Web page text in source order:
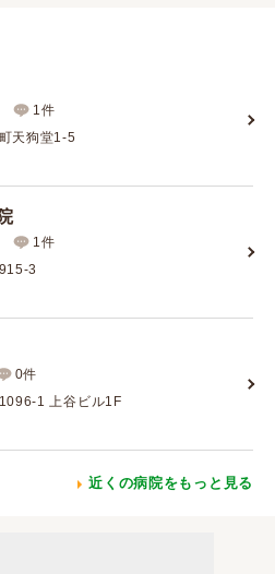
1件
天狗堂1-5
1件
3
0件
1 上谷ビル1F
近くの病院をもっと見る